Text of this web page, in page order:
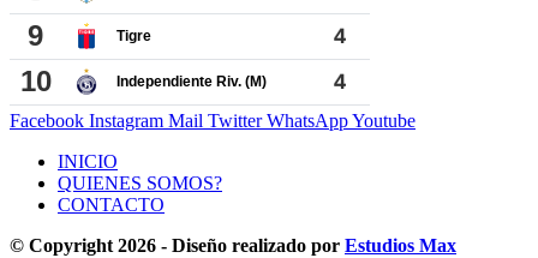
Facebook Instagram Mail Twitter WhatsAppYoutube
INICIO
QUIENES SOMOS?
CONTACTO
© Copyright 2026 - Diseño realizado por Estudios Max